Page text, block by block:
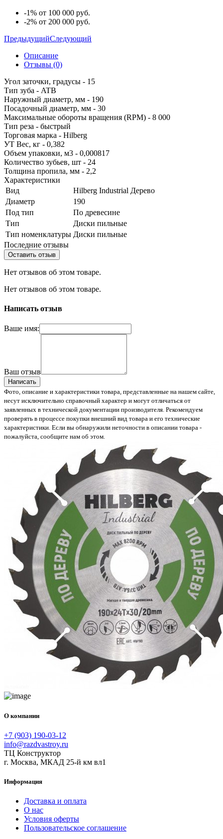
-1% от 100 000 руб.
-2% от 200 000 руб.
ПредыдущийСледующий
Описание
Отзывы (0)
Угол заточки, градусы - 15
Тип зуба - ATB
Наружный диаметр, мм - 190
Посадочный диаметр, мм - 30
Максимальные обороты вращения (RPM) - 8 000
Тип реза - быстрый
Торговая марка - Hilberg
УТ Вес, кг - 0,382
Объем упаковки, м3 - 0,000817
Количество зубьев, шт - 24
Толщина пропила, мм - 2,2
Характеристики
Вид
Hilberg Industrial Дерево
Диаметр
190
Под тип
По древесине
Тип
Диски пильные
Тип номенклатуры Диски пильные
Последние отзывы
Оставить отзыв
Нет отзывов об этом товаре.
Нет отзывов об этом товаре.
Написать отзыв
Ваше имя:
Ваш отзыв
Написать
Фото, описание и характеристики товара, представленные на нашем сайте,
несут исключительно справочный характер и могут отличаться от
заявленных в технической документации производителя. Рекомендуем
проверять в процессе покупки внешний вид товара и его технические
характеристики. Если вы обнаружили неточности в описании товара -
пожалуйста, сообщите нам об этом.
О компании
+7 (903) 190-03-12
info@razdvastroy.ru
ТЦ Конструктор
г. Москва, МКАД 25-й км вл1
Информация
Доставка и оплата
О нас
Условия оферты
Пользовательское соглашение